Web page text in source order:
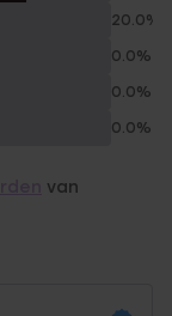
20.0%
0.0%
0.0%
0.0%
van